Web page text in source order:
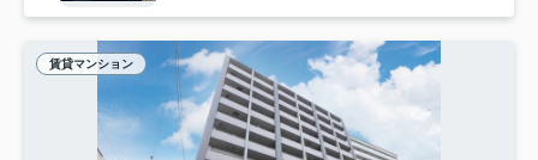
賃貸マンション